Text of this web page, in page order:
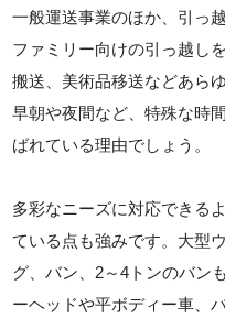
一般運送事業のほか、引っ
ファミリー向けの引っ越し
搬送、美術品移送などあら
早朝や夜間など、特殊な時
ばれている理由でしょう。
多彩なニーズに対応できる
ている点も強みです。大型
グ、バン、2～4トンのバン
ーヘッドや平ボディー車、